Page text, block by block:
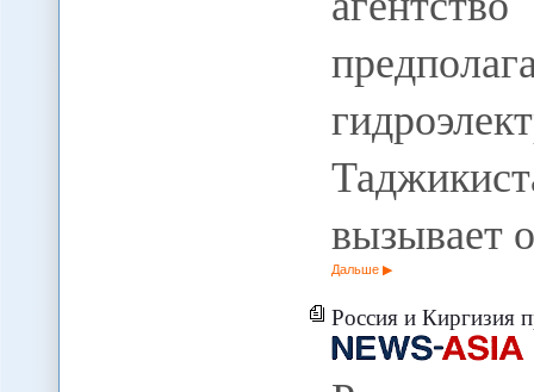
вызывает
Дальше
Россия и Киргизия